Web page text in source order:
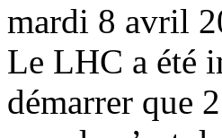
mardi 8 avril
Le LHC a été
démarrer que